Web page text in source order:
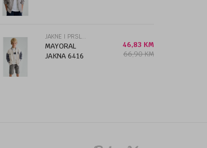
JAKNE I PRSLUCI
MAYORAL
JAKNA 6416
46,83 KM
66,90KM